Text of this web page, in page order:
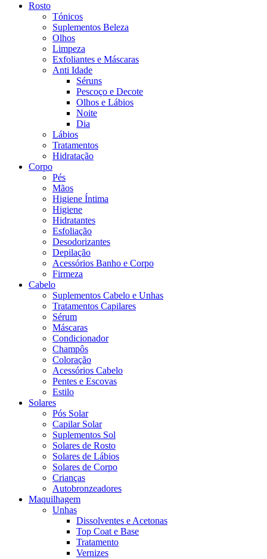
Rosto
Tónicos
Suplementos Beleza
Olhos
Limpeza
Exfoliantes e Máscaras
Anti Idade
Séruns
Pescoço e Decote
Olhos e Lábios
Noite
Dia
Lábios
Tratamentos
Hidratação
Corpo
Pés
Mãos
Higiene Íntima
Higiene
Hidratantes
Esfoliação
Desodorizantes
Depilação
Acessórios Banho e Corpo
Firmeza
Cabelo
Suplementos Cabelo e Unhas
Tratamentos Capilares
Sérum
Máscaras
Condicionador
Champôs
Coloração
Acessórios Cabelo
Pentes e Escovas
Estilo
Solares
Pós Solar
Capilar Solar
Suplementos Sol
Solares de Rosto
Solares de Lábios
Solares de Corpo
Crianças
Autobronzeadores
Maquilhagem
Unhas
Dissolventes e Acetonas
Top Coat e Base
Tratamento
Vernizes